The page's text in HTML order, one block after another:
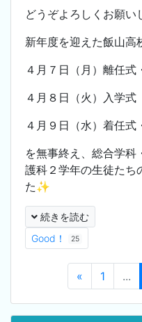
どうぞよろしくお願い
新年度を迎えた飯山高
４月７日（月）離任式
４月８日（火）入学式
４月９日（水）着任式
を無事終え、総合学
護科２学年の生徒たち
た✨
続きを読む
Good！
25
« 1 ...